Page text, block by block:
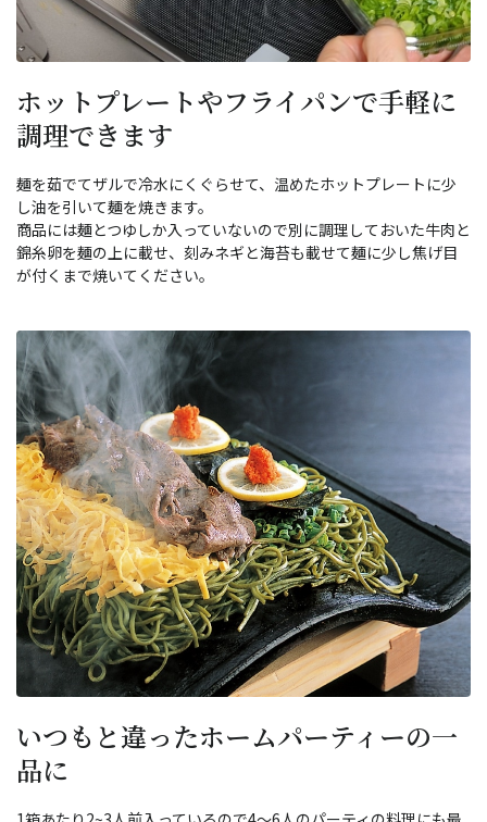
ホットプレートやフライパンで手軽に
調理できます
麺を茹でてザルで冷水にくぐらせて、温めたホットプレートに少
し油を引いて麺を焼きます。
商品には麺とつゆしか入っていないので別に調理しておいた牛肉と
錦糸卵を麺の上に載せ、刻みネギと海苔も載せて麺に少し焦げ目
が付くまで焼いてください。
いつもと違ったホームパーティーの一
品に